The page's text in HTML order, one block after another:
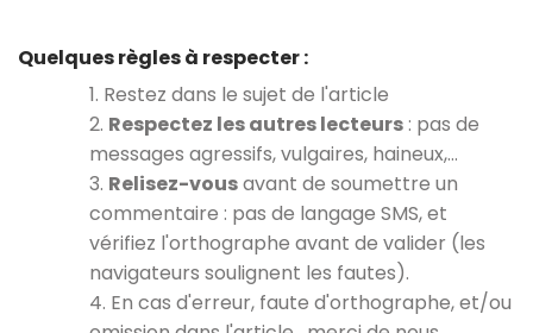
Quelques règles à respecter :
1. Restez dans le sujet de l'article
2. Respectez les autres lecteurs : pas de
messages agressifs, vulgaires, haineux,…
3. Relisez-vousavant de soumettre un
commentaire : pas de langage SMS, et
vérifiez l'orthographe avant de valider (les
navigateurs soulignent les fautes).
4. En cas d'erreur, faute d'orthographe, et/ou